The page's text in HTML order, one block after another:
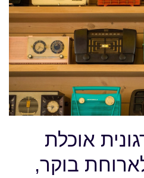
אוכלת
בוקר,